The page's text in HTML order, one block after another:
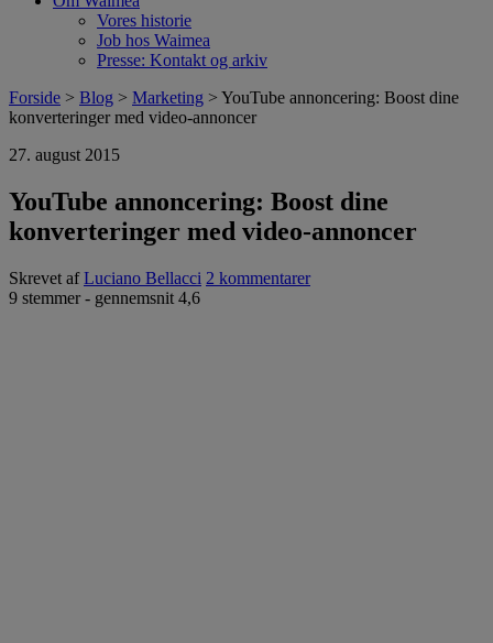
Vores historie
Job hos Waimea
Presse: Kontakt og arkiv
Forside > Blog > Marketing > YouTube annoncering: Boost dine
konverteringer med video-annoncer
27. august 2015
YouTube annoncering: Boost dine
konverteringer med video-annoncer
Skrevet afLuciano Bellacci 2 kommentarer
9 stemmer - gennemsnit 4,6